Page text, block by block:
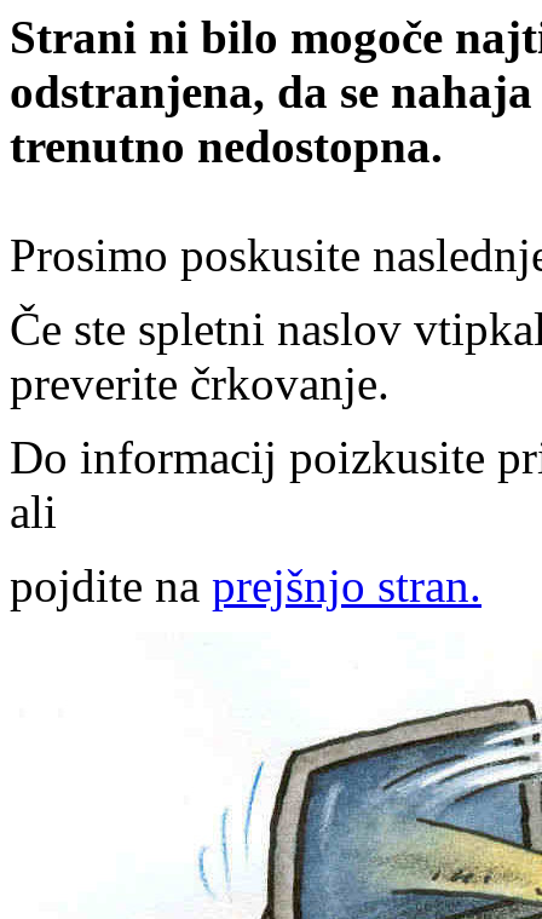
Strani ni bilo mogoče
odstranjena, da se
trenutno nedostopna.
Prosimo poskusite
Če ste spletni naslov
preverite črkovanje.
Do informacij poizkusite
ali
pojdite na prejšnjo stran.